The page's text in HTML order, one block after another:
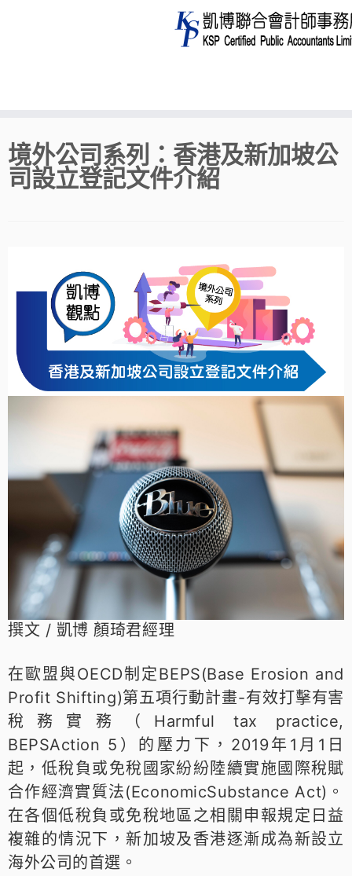
to
content
境外公司系列：香港及新加坡公
司設立登記文件介紹
撰文 / 凱博 顏琦君經理
在歐盟與OECD制定BEPS(Base Erosion and
Profit Shifting)第五項行動計畫-有效打擊有害
稅務實務（Harmful tax practice,
BEPSAction 5）的壓力下，2019年1月1日
起，低稅負或免稅國家紛紛陸續實施國際稅賦
合作經濟實質法(EconomicSubstance Act)。
在各個低稅負或免稅地區之相關申報規定日益
複雜的情況下，新加坡及香港逐漸成為新設立
海外公司的首選。